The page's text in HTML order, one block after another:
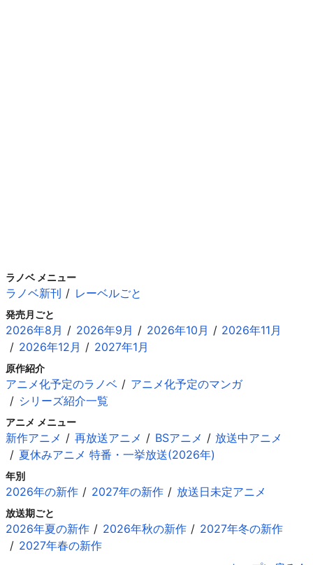
ラノベ メニュー
ラノベ新刊 レーベルごと
発売月ごと
2026年8月 2026年9月 2026年10月
2026年11月
2026年12月
2027年1月
原作紹介
アニメ化予定のラノベ
アニメ化予定のマンガ
シリーズ紹介一覧
アニメ メニュー
新作アニメ 再放送アニメ BSアニメ
放送中アニメ
夏休みアニメ 特番・一挙放送(2026年)
年別
2026年の新作 2027年の新作 放送日未定アニメ
放送期ごと
2026年夏の新作 2026年秋の新作
2027年冬の新作
2027年春の新作